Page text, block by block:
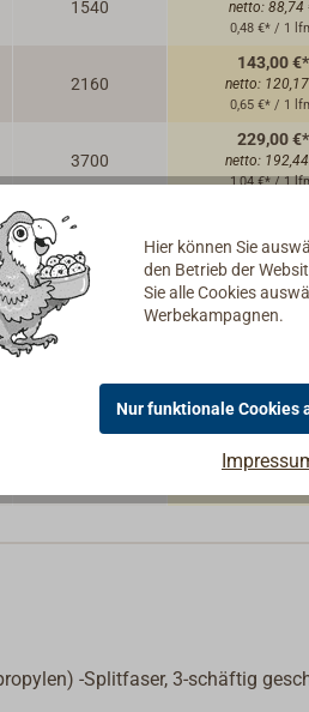
1540 netto: 88,74
0,48 €* / 1
2160
143,00 €*
netto:
0,65 €* / 1
3700
229,00 €*
netto:
1,04 €* / 1
netto: 64,71
0,35 €* / 1
105,60 €*
netto:88,74 €
2160
0,65 €* / 1
netto:192,44
-Splitfaser, 3-schäftig
Hier können Sie
den Betrieb der
Sie alle Cookies
Werbekampagnen.
Nur funktionale Cookies